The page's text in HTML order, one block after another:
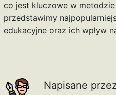
co jest kluczowe w
przedstawimy
edukacyjne oraz ich wpływ
Napisane